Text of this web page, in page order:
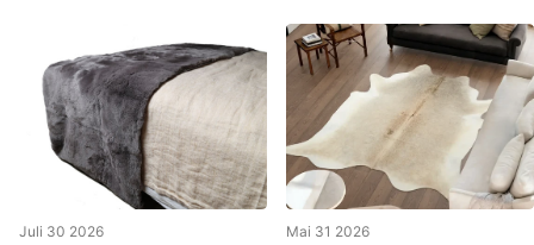
Juli 30 2026 Mai 31 2026